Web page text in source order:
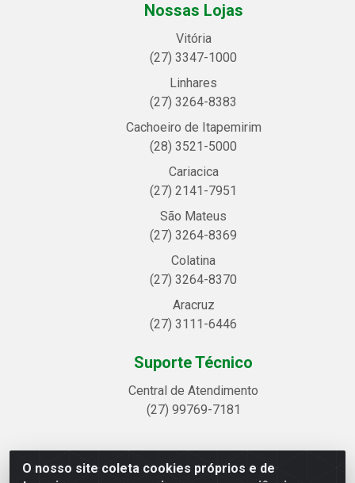
O nosso site coleta cookies próprios e de
Nossas Lojas
Vitória
(27) 3347-1000
Linhares
(27) 3264-8383
Cachoeiro de Itapemirim
(28) 3521-5000
Cariacica
(27) 2141-7951
São Mateus
(27) 3264-8369
Colatina
(27) 3264-8370
Aracruz
(27) 3111-6446
Suporte Técnico
Central de Atendimento
(27) 99769-7181
Linhavix Distribuidora LTDA - Avenida Alegre, 2521 -